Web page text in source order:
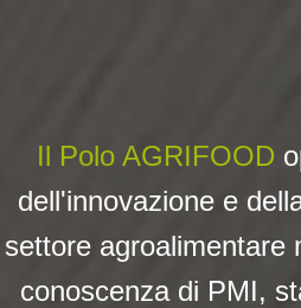
Il Polo AGRIFOOD
dell'innovazione e
settore agroalimentare
conoscenza di PMI,